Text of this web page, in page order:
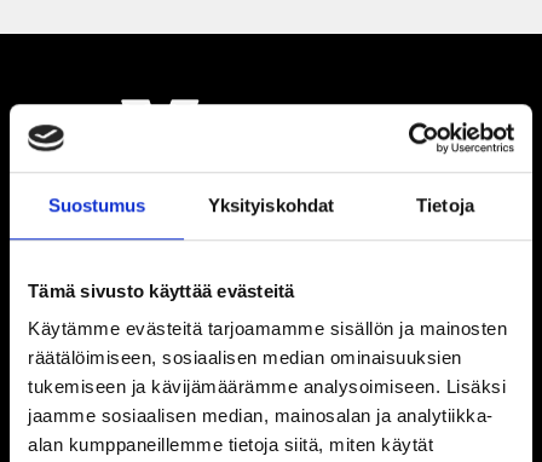
Suostumus Yksityiskohdat Tietoja
Tämä sivusto käyttää evästeitä
Käytämme evästeitä tarjoamamme sisällön ja mainosten
räätälöimiseen, sosiaalisen median ominaisuuksien
tukemiseen ja kävijämäärämme analysoimiseen. Lisäksi
jaamme sosiaalisen median, mainosalan ja analytiikka-
alan kumppaneillemme tietoja siitä, miten käytät